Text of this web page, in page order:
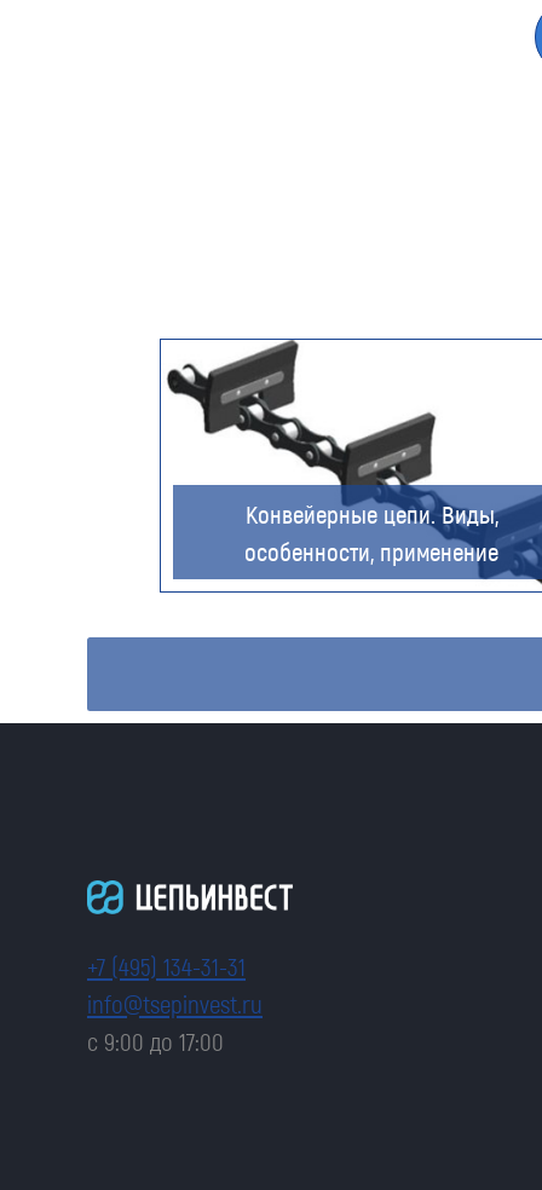
Конвейерные цепи. Виды,
особенности, применение
+7 (495) 134-31-31
info@tsepinvest.ru
с 9:00 до 17:00